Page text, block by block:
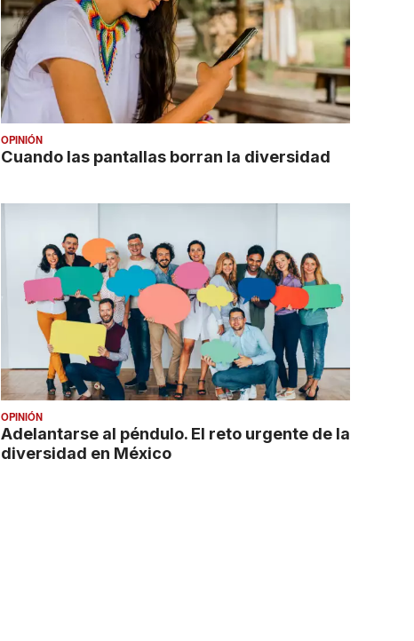
OPINIÓN
Cuando las pantallas borran la diversidad
OPINIÓN
Adelantarse al péndulo. El reto urgente de la
diversidad en México